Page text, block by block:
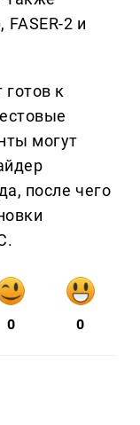
2 и
готов к
могут
после чего
0 0